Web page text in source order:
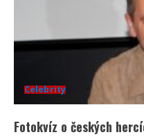
Celebrity
Fotokvíz o českých